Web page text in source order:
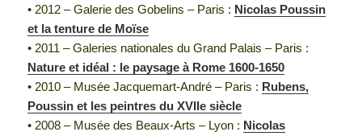
• 2012 – Galerie des Gobelins – Paris : Nicolas Poussin
et la tenture de Moïse
• 2011 – Galeries nationales du Grand Palais – Paris :
Nature et idéal : le paysage à Rome 1600-1650
• 2010 – Musée Jacquemart-André – Paris : Rubens,
Poussin et les peintres du XVIIe siècle
• 2008 – Musée des Beaux-Arts – Lyon : Nicolas